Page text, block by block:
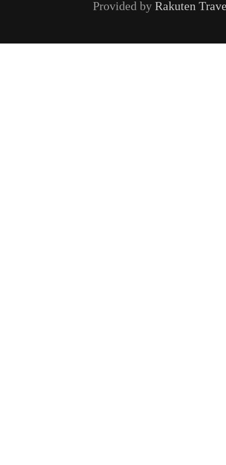
Provided by Rakuten